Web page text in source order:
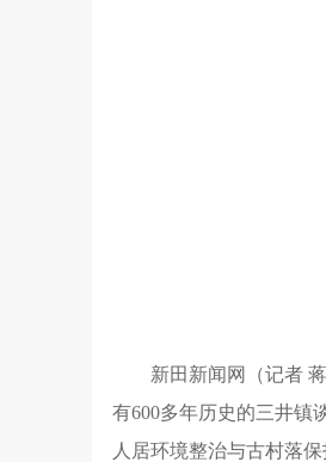
新田新闻网（记者
有600多年历史的三井镇
人居环境整治与古村落